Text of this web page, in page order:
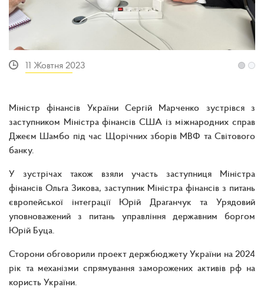
11 Жовтня 2023
Міністр фінансів України Сергій Марченко зустрівся з
заступником Міністра фінансів США із міжнародних справ
Джеєм Шамбо під час Щорічних зборів МВФ та Світового
банку.
У зустрічах також взяли участь заступниця Міністра
фінансів Ольга Зикова, заступник Міністра фінансів з питань
європейської інтеграції Юрій Драганчук та Урядовий
уповноважений з питань управління державним боргом
Юрій Буца.
Сторони обговорили проект держбюджету України на 2024
рік та механізми спрямування заморожених активів рф на
користь України.